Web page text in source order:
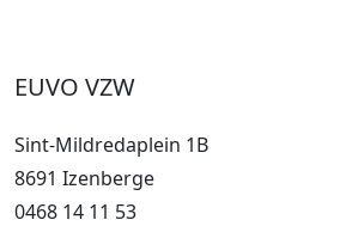
EUVO VZW
Sint-Mildredaplein 1B
8691 Izenberge
0468 14 11 53